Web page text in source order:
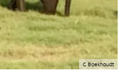
C Boekhoudt